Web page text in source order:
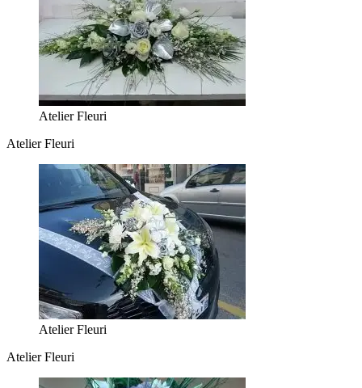
Atelier Fleuri
Atelier Fleuri
Atelier Fleuri
Atelier Fleuri